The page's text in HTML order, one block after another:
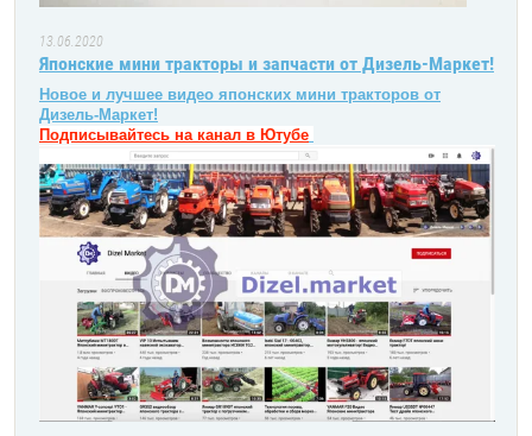
13.06.2020
Японские мини тракторы и запчасти от Дизель-Маркет!
Новое и лучшее видео японских мини тракторов от
Дизель-Маркет!
Подписывайтесь на канал в Ютубе